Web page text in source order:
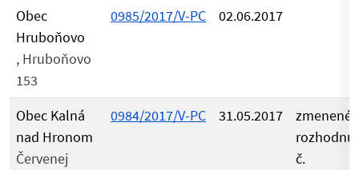
Obec
Hruboňovo
, Hruboňovo
153
0985/2017/V-PC 02.06.2017
Obec Kalná
nad Hronom
Červenej
0984/2017/V-PC 31.05.2017
zmenené
č.